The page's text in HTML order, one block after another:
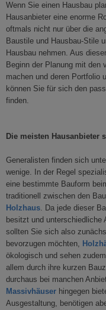
Wenn Sie einen Hausbau
Hausanbieter eine enorme
oftmals nicht nur über die
Baustile und Hausbau-Stile
Hausbau nehmen. Aus
Beginn der Planung mit den
machen und deren Portfolio
können Sie für sich den
finden.
Die meisten Hausanbieter
Generalisten finden sich
wenige. In der Regel
eine bestimmte Bauform
traditionell zwischen den
Holzhaus. Da jede dieser
besitzt und unterschiedliche
sollten Sie sich also
bevorzugen möchten,
ökologisch und sehen
allem durch ihre kurzen
durchaus bei manchen
Massivhäuser hingegen
Ausgestaltung, benötigen